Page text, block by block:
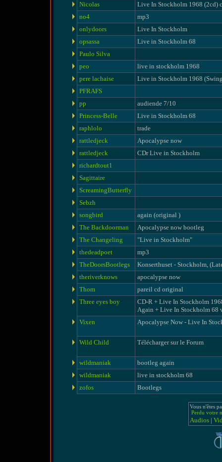
Nicolas
Live In Stockholm 1968 (2cd)
no4
mp3
onlydoors
Live In Stockholm
opsassa
Live in Stockholm 68
Paulo Silva
peo
live in stockholm 1968
pere lachaise
Live in Stockholm 1968
PFRAFS
pp
audiende 7/10
Princess-Belle
Live in Stockholm 68
raphlolo
trade
rattledjeck
Apocalypse now
rattledjeck
CDr Live in Stockholm
richardtout1
Sagittaire
ScreamingButterfly
Sebzh
songbird
again (original )
The Backdoorman
Apocalypse now bootleg
The Changeling
"Live in Stockholm"
thedeadpoet
mp3
TheDoorsBootlegs
Konserthuset - Stockholm,
theriverknows
apocalypse now
Thom
pareil cd original
Three eyes boy
CD-R + Live In Stockholm
Again + Live In Stockholm 68
Vixen
Apocalypse Now - Live In
Wild Child Télécharger sur le Forum
wildmaniak
bootleg again
wildmaniak
live in stockholm 68
zofos
Bootlegs
Vous n'êtes
Perdu votre
Audios|